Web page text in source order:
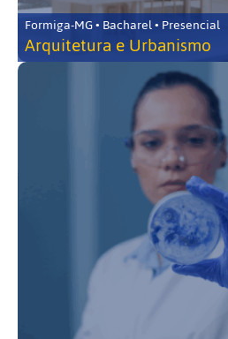
Formiga-MG • Bacharel • Presencial
Arquitetura e Urbanismo